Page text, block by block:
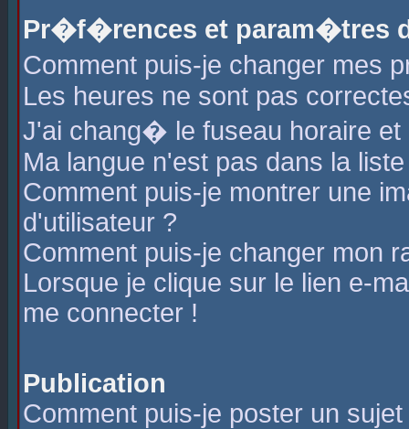
Pr�f�rences et param�tres
Comment puis-je changer mes
Les heures ne sont pas
J'ai chang� le fuseau horaire
Ma langue n'est pas dans la
Comment puis-je montrer une
d'utilisateur ?
Comment puis-je changer mon
Lorsque je clique sur le lien e-
me connecter !
Publication
Comment puis-je poster un